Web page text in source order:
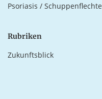
Psoriasis / Schuppenflechte
Rubriken
Zukunftsblick